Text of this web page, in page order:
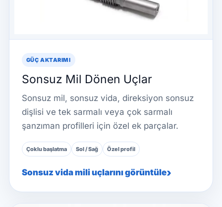
GÜÇ AKTARIMI
Sonsuz Mil Dönen Uçlar
Sonsuz mil, sonsuz vida, direksiyon sonsuz
dişlisi ve tek sarmalı veya çok sarmalı
şanzıman profilleri için özel ek parçalar.
Çoklu başlatma Sol / Sağ Özel profil
Sonsuz vida mili uçlarını görüntüle